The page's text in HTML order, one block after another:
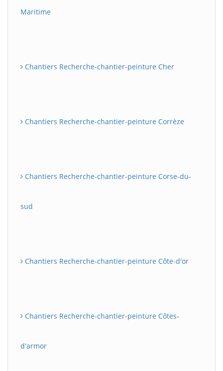
Maritime
Chantiers Recherche-chantier-peinture Cher
Chantiers Recherche-chantier-peinture Corrèze
Chantiers Recherche-chantier-peinture Corse-du-
sud
Chantiers Recherche-chantier-peinture Côte-d'or
Chantiers Recherche-chantier-peinture Côtes-
d'armor